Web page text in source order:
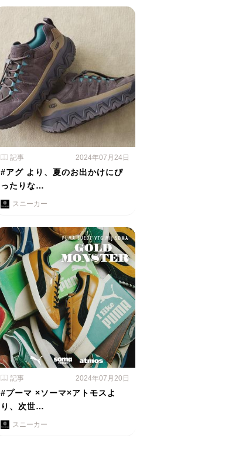
記事 2024年07月24日
#アグ より、夏のお出かけにぴ
ったりな…
スニーカー
記事 2024年07月20日
#プーマ ×ソーマ×アトモスよ
り、次世…
スニーカー